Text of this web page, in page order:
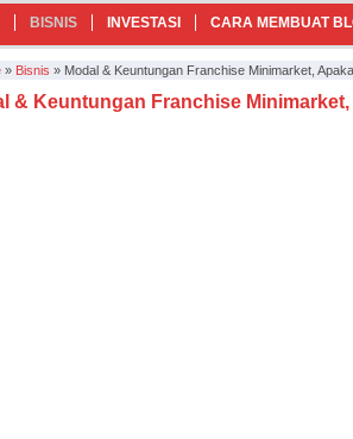
BISNIS INVESTASI CARA MEMBUAT
» Bisnis » Modal & Keuntungan Franchise Minimarket,
& Keuntungan Franchise